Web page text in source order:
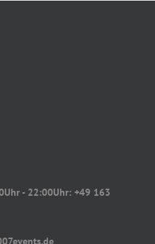
- 22:00Uhr: +49 163